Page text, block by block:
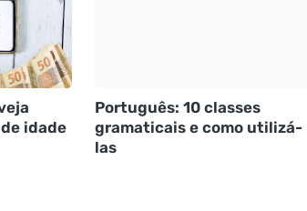
idade
Português: 10 classes
gramaticais e como utilizá-
las